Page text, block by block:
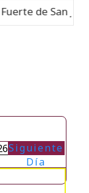
de San José
Siguiente
Día